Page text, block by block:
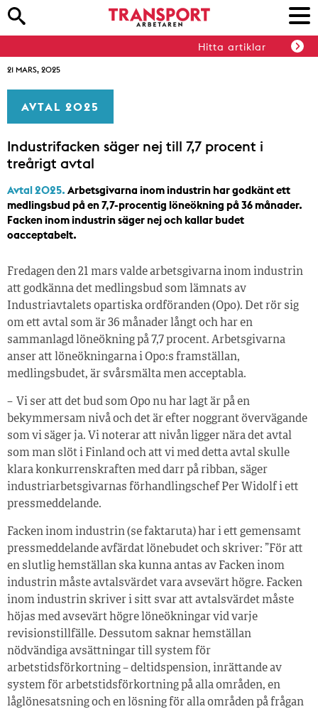
Hitta artiklar
21 MARS, 2025
AVTAL 2025
Industrifacken säger nej till 7,7 procent i
treårigt avtal
Avtal 2025. Arbetsgivarna inom industrin har godkänt ett
medlingsbud på en 7,7-procentig löneökning på 36 månader.
Facken inom industrin säger nej och kallar budet
oacceptabelt.
Fredagen den 21 mars valde arbetsgivarna inom industrin
att godkänna det medlingsbud som lämnats av
Industriavtalets opartiska ordföranden (Opo). Det rör sig
om ett avtal som är 36 månader långt och har en
sammanlagd löneökning på 7,7 procent. Arbetsgivarna
anser att löneökningarna i Opo:s framställan,
medlingsbudet, är svårsmälta men acceptabla.
– Vi ser att det bud som Opo nu har lagt är på en
bekymmersam nivå och det är efter noggrant övervägande
som vi säger ja. Vi noterar att nivån ligger nära det avtal
som man slöt i Finland och att vi med detta avtal skulle
klara konkurrenskraften med darr på ribban, säger
industriarbetsgivarnas förhandlingschef Per Widolf i ett
pressmeddelande.
Facken inom industrin (se faktaruta) har i ett gemensamt
pressmeddelande avfärdat lönebudet och skriver: ”För att
en slutlig hemställan ska kunna antas av Facken inom
industrin måste avtalsvärdet vara avsevärt högre. Facken
inom industrin skriver i sitt svar att avtalsvärdet måste
höjas med avsevärt högre löneökningar vid varje
revisionstillfälle. Dessutom saknar hemställan
nödvändiga avsättningar till system för
arbetstidsförkortning – deltidspension, inrättande av
system för arbetstidsförkortning på alla områden, en
låglönesatsning och en lösning för alla områden på frågan